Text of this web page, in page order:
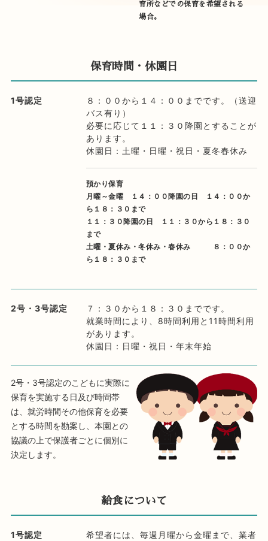
育所などでの保育を希望される
場合。
保育時間・休園日
1号認定
８：００から１４：００までです。（送迎
バス有り）
必要に応じて１１：３０降園とすることが
あります。
休園日：土曜・日曜・祝日・夏冬春休み
預かり保育
月曜～金曜 １４：００降園の日 １４：００か
ら１８：３０まで
１１：３０降園の日 １１：３０から１８：３０
まで
土曜・夏休み・冬休み・春休み ８：００か
ら１８：３０まで
2号・3号認定
７：３０から１８：３０までです。
就業時間により、8時間利用と11時間利用
があります。
休園日：日曜・祝日・年末年始
2号・3号認定のこどもに実際に
保育を実施する日及び時間帯
は、就労時間その他保育を必要
とする時間を勘案し、本園との
協議の上で保護者ごとに個別に
決定します。
給食について
1号認定
希望者には、毎週月曜から金曜まで、業者